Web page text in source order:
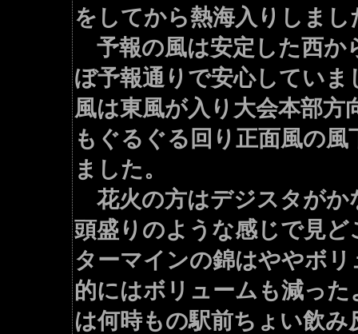
をしてから熱海入りしまし
予報の風は安定した西か
ぼ予報通りで安心してい
風は東風が入り大会本部
もぐるぐる回り正面風の
ました。
花火の方はデジスタがか
頭盛りのような感じで見
ターマインの錦はややボ
的にはボリュームも減っ
は何時もの駅前ちょい飲